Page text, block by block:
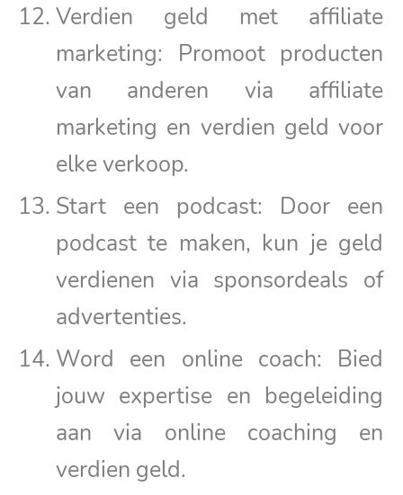
Verdien geld met affiliate
marketing: Promoot producten
van anderen via affiliate
marketing en verdien geld voor
elke verkoop.
Start een podcast: Door een
podcast te maken, kun je geld
verdienen via sponsordeals of
advertenties.
Word een online coach: Bied
jouw expertise en begeleiding
aan via online coaching en
verdien geld.